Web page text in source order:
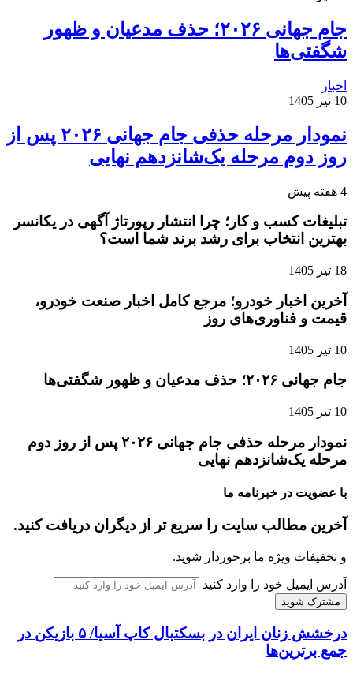
جام جهانی ۲۰۲۶؛ حذف مدعیان و ظهور
شگفتی‌ها
اخبار
10 تیر 1405
نمودار مرحله حذفی جام جهانی ۲۰۲۶ پس از
روز دوم مرحله یک‌شانزدهم نهایی
4 هفته پیش
تبلیغات کسب و کار؛ چرا انتشار رپورتاژ آگهی در یکانسر
بهترین انتخاب برای رشد برند شما است؟
18 تیر 1405
آخرین اخبار خودرو؛ مرجع کامل اخبار صنعت خودرو،
قیمت و فناوری‌های روز
10 تیر 1405
جام جهانی ۲۰۲۶؛ حذف مدعیان و ظهور شگفتی‌ها
10 تیر 1405
نمودار مرحله حذفی جام جهانی ۲۰۲۶ پس از روز دوم
مرحله یک‌شانزدهم نهایی
با عضویت در خبرنامه ما
آخرین مطالب سایت را سریع تر از دیگران دریافت کنید.
و تخفیفات ویژه ما برخوردار شوید.
آدرس ایمیل خود را وارد کنید
درخشش زنان ایران در بسکتبال کاپ آسیا/ ۵ بازیکن در
جمع برترین‌ها